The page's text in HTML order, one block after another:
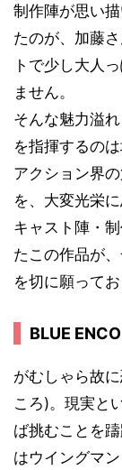
制作陣が思い
たのが、加藤
トで少し大人
ません。
そんな魅力溢
を指揮するの
アクション界
を、大変光栄に
キャスト陣・
たこの作品が
を切に願って
BLUE
がむしゃら故
ころ)。現実と
ば挑むことを
はウイングマ